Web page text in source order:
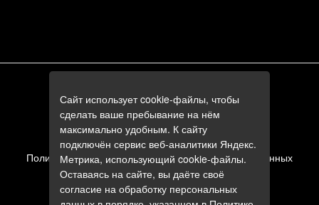
+7 (495) 644-84-05
+7 (985) 644-84-05
e-mail:
zakaz@gigi.ru
Политика в отношении обработки персональных данных
Пользовательское соглашение
Сайт использует cookie-файлы, чтобы
сделать ваше пребывание на нём
максимально удобным. К сайту
подключён сервис веб-аналитики Яндекс.
Метрика, использующий cookie-файлы.
Оставаясь на сайте, вы даёте своё
согласие на обработку персональных